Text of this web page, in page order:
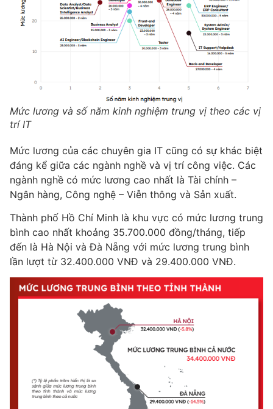
Mức lương và số năm kinh nghiệm trung vị theo các vị
trí IT
Mức lương của các chuyên gia IT cũng có sự khác biệt
đáng kể giữa các ngành nghề và vị trí công việc. Các
ngành nghề có mức lương cao nhất là Tài chính –
Ngân hàng, Công nghệ – Viễn thông và Sản xuất.
Thành phố Hồ Chí Minh là khu vực có mức lương trung
bình cao nhất khoảng 35.700.000 đồng/tháng, tiếp
đến là Hà Nội và Đà Nẵng với mức lương trung bình
lần lượt từ 32.400.000 VNĐ và 29.400.000 VNĐ.